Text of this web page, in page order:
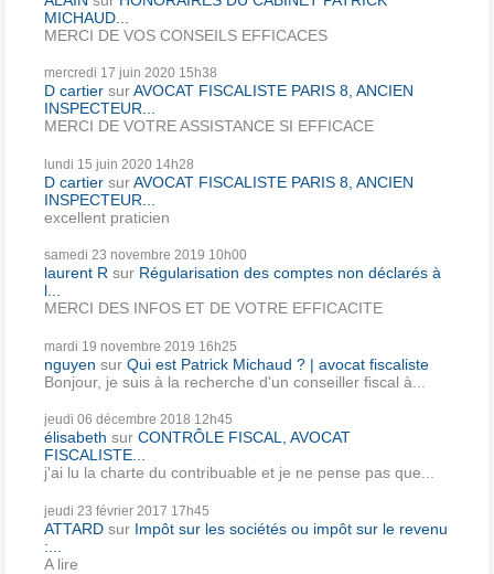
MICHAUD...
MERCI DE VOS CONSEILS EFFICACES
mercredi 17 juin 2020 15h38
D cartier surAVOCAT FISCALISTE PARIS 8, ANCIEN
INSPECTEUR...
MERCI DE VOTRE ASSISTANCE SI EFFICACE
lundi 15 juin 2020 14h28
D cartier surAVOCAT FISCALISTE PARIS 8, ANCIEN
INSPECTEUR...
excellent praticien
samedi 23 novembre 2019 10h00
laurent R sur Régularisation des comptes non déclarés à
l...
MERCI DES INFOS ET DE VOTRE EFFICACITE
mardi 19 novembre 2019 16h25
nguyen sur Qui est Patrick Michaud ? | avocat fiscaliste
Bonjour, je suis à la recherche d'un conseiller fiscal à...
jeudi 06 décembre 2018 12h45
élisabeth sur CONTRÔLE FISCAL, AVOCAT
FISCALISTE...
j'ai lu la charte du contribuable et je ne pense pas que...
jeudi 23 février 2017 17h45
ATTARD sur Impôt sur les sociétés ou impôt sur le revenu
:...
A lire